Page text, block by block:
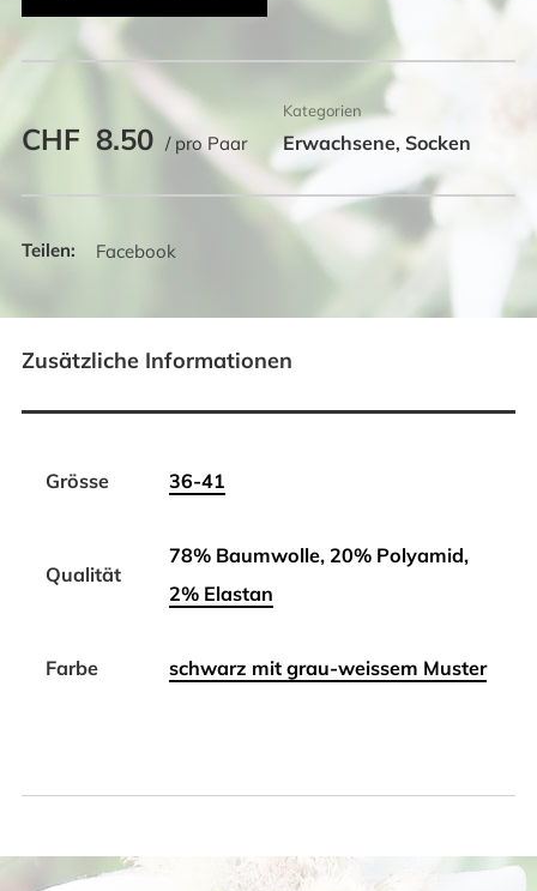
CHF 8.50 / pro Paar
Kategorien
Erwachsene, Socken
Facebook
Zusätzliche Informationen
Grösse 36-41
Qualität
78% Baumwolle, 20% Polyamid,
2% Elastan
Farbe schwarz mit grau-weissem Muster